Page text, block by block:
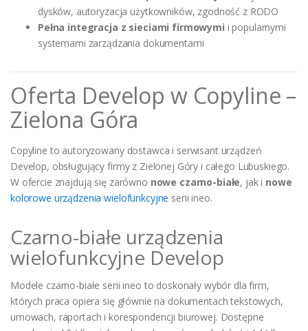
dysków, autoryzacja użytkowników, zgodność z RODO
Pełna integracja z sieciami firmowymi i popularnymi
systemami zarządzania dokumentami
Oferta Develop w Copyline –
Zielona Góra
Copyline to autoryzowany dostawca i serwisant urządzeń
Develop, obsługujący firmy z Zielonej Góry i całego Lubuskiego.
W ofercie znajdują się zarówno nowe czarno-białe, jak i nowe
kolorowe urządzenia wielofunkcyjne serii ineo.
Czarno-białe urządzenia
wielofunkcyjne Develop
Modele czarno-białe serii ineo to doskonały wybór dla firm,
których praca opiera się głównie na dokumentach tekstowych,
umowach, raportach i korespondencji biurowej. Dostępne